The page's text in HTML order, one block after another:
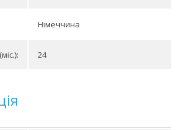
Німеччина
24